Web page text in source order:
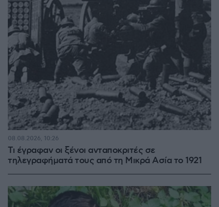
Τι έγραφαν οι ξένοι ανταποκριτές σε
τηλεγραφήματά τους από τη Μικρά Ασία το 1921
08.08.2026, 10:26